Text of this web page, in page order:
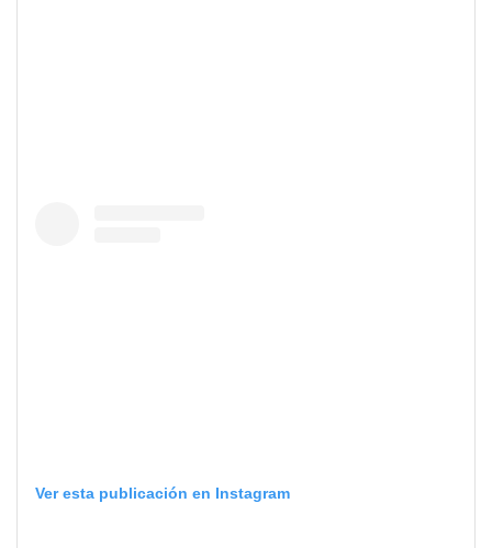
Ver esta publicación en Instagram